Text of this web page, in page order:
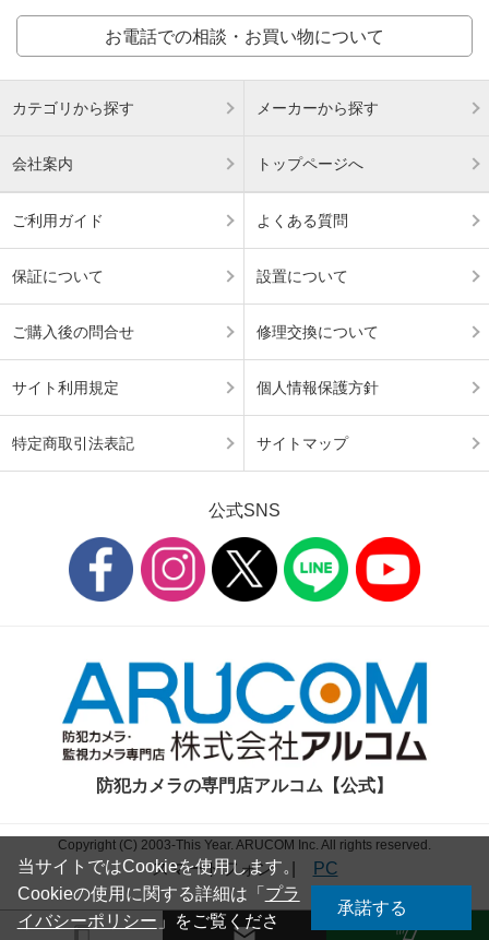
お電話での相談・お買い物について
カテゴリから探す メーカーから探す
会社案内 トップページへ
ご利用ガイド よくある質問
保証について 設置について
ご購入後の問合せ 修理交換について
サイト利用規定 個人情報保護方針
特定商取引法表記 サイトマップ
公式SNS
防犯カメラの専門店アルコム【公式】
Copyright (C) 2003-This Year. ARUCOM Inc. All rights reserved.
スマートフォン| PC
当サイトではCookieを使用します。
Cookieの使用に関する詳細は「 プラ
イバシーポリシー 」をご覧くださ
承諾する